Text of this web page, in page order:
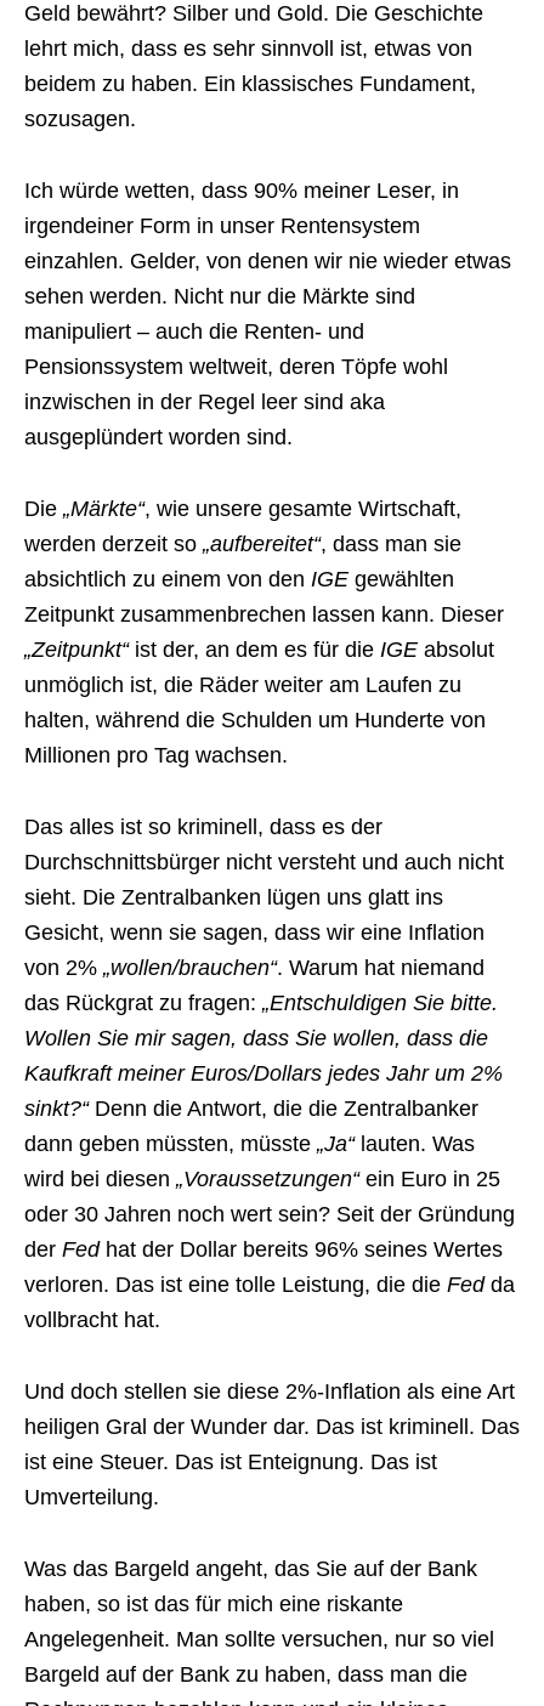
Geld bewährt? Silber und Gold. Die Geschichte
lehrt mich, dass es sehr sinnvoll ist, etwas von
beidem zu haben. Ein klassisches Fundament,
sozusagen.
Ich würde wetten, dass 90% meiner Leser, in
irgendeiner Form in unser Rentensystem
einzahlen. Gelder, von denen wir nie wieder etwas
sehen werden. Nicht nur die Märkte sind
manipuliert – auch die Renten- und
Pensionssystem weltweit, deren Töpfe wohl
inzwischen in der Regel leer sind aka
ausgeplündert worden sind.
Die „Märkte“, wie unsere gesamte Wirtschaft,
werden derzeit so „aufbereitet“, dass man sie
absichtlich zu einem von den IGE gewählten
Zeitpunkt zusammenbrechen lassen kann. Dieser
„Zeitpunkt“ist der, an dem es für die IGE absolut
unmöglich ist, die Räder weiter am Laufen zu
halten, während die Schulden um Hunderte von
Millionen pro Tag wachsen.
Das alles ist so kriminell, dass es der
Durchschnittsbürger nicht versteht und auch nicht
sieht. Die Zentralbanken lügen uns glatt ins
Gesicht, wenn sie sagen, dass wir eine Inflation
von 2% „wollen/brauchen“. Warum hat niemand
das Rückgrat zu fragen: „Entschuldigen Sie bitte.
Wollen Sie mir sagen, dass Sie wollen, dass die
Kaufkraft meiner Euros/Dollars jedes Jahr um 2%
sinkt?“Denn die Antwort, die die Zentralbanker
dann geben müssten, müsste „Ja“lauten. Was
wird bei diesen „Voraussetzungen“ein Euro in 25
oder 30 Jahren noch wert sein? Seit der Gründung
der Fedhat der Dollar bereits 96% seines Wertes
verloren. Das ist eine tolle Leistung, die die Fedda
vollbracht hat.
Und doch stellen sie diese 2%-Inflation als eine Art
heiligen Gral der Wunder dar. Das ist kriminell. Das
ist eine Steuer. Das ist Enteignung. Das ist
Umverteilung.
Was das Bargeld angeht, das Sie auf der Bank
haben, so ist das für mich eine riskante
Angelegenheit. Man sollte versuchen, nur so viel
Bargeld auf der Bank zu haben, dass man die